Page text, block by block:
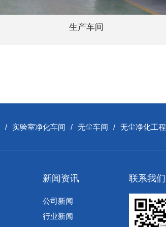
生产车间
/ 实验室净化车间 / 无尘车间 / 无尘净化工程
新闻资讯
公司新闻
行业新闻
联系我们